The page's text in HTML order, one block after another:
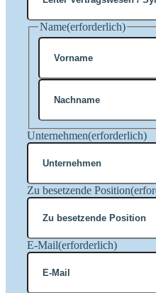
Name(erforderlich)
Vorname
Nachname
Unternehmen(erforderlich)
Zu besetzende Position
E-Mail(erforderlich)